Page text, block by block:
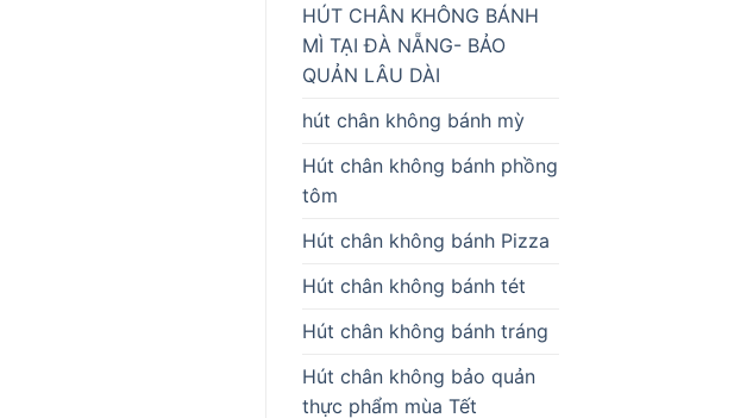
HÚT CHÂN KHÔNG BÁNH
MÌ TẠI ĐÀ NẴNG- BẢO
QUẢN LÂU DÀI
hút chân không bánh mỳ
Hút chân không bánh phồng
tôm
Hút chân không bánh Pizza
Hút chân không bánh tét
Hút chân không bánh tráng
Hút chân không bảo quản
thực phẩm mùa Tết